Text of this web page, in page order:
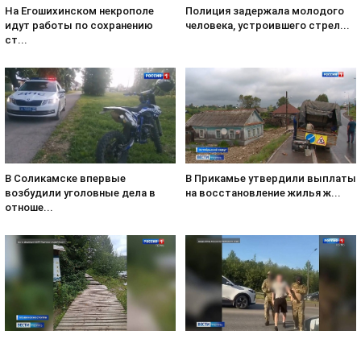
На Егошихинском некрополе
идут работы по сохранению
ст...
Полиция задержала молодого
человека, устроившего стрел...
В Соликамске впервые
возбудили уголовные дела в
отноше...
В Прикамье утвердили выплаты
на восстановление жилья ж...